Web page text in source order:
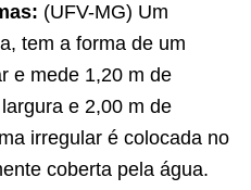
(UFV-MG) Um
tem a forma de um
e mede 1,20 m de
e 2,00 m de
irregular é colocada no
coberta pela água.